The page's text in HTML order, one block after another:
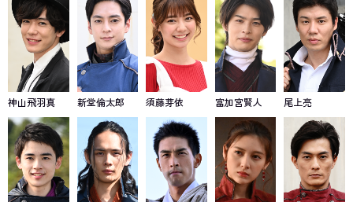
神山飛羽真 新堂倫太郎 須藤芽依 富加宮賢人 尾上亮